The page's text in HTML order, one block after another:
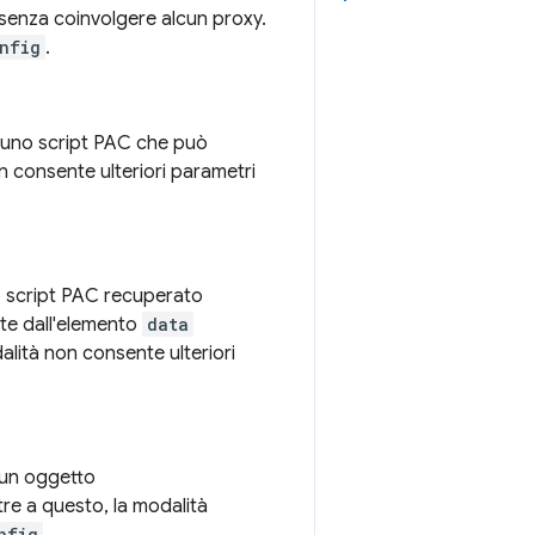
coinvolgere alcun proxy.
.
script PAC che può
consente ulteriori parametri
PAC recuperato
dall'elemento data
non consente ulteriori
oggetto
a questo, la modalità